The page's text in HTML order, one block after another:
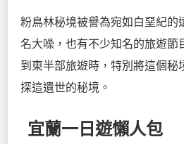
粉鳥林秘境被譽為宛如白堊紀的
名大噪，也有不少知名的旅遊節
到東半部旅遊時，特別將這個秘
探這遺世的秘境。
宜蘭一日遊懶人包